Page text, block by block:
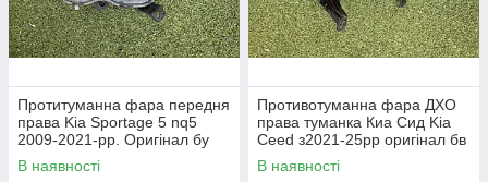
Протитуманна фара передня
права Kia Sportage 5 nq5
2009-2021-рр. Оригінал бу
92202R2000 проклеєна
тріщина скла в непомітному
В наявності
Противотуманна фара ДХО
права туманка Киа Сид Kia
Ceed з2021-25рр оригінал бв
92207J7500 ціла
В наявності